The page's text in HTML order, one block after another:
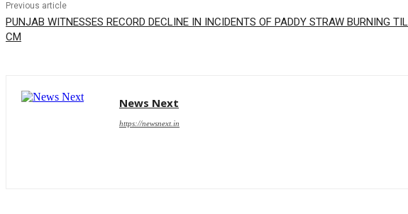
Previous article
PUNJAB WITNESSES RECORD DECLINE IN INCIDENTS OF PADDY STRAW BURNING
CM
News Next
https://newsnext.in